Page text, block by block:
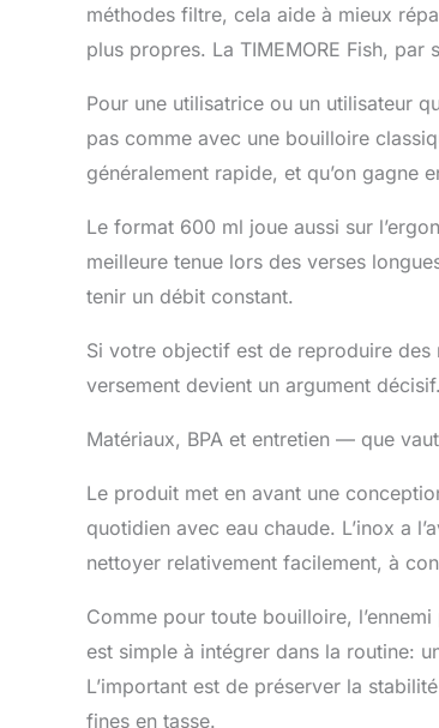
méthodes filtre, cela aide à mieux
plus propres. La TIMEMORE Fish,
Pour une utilisatrice ou un utilisateur
pas comme avec une bouilloire
généralement rapide, et qu’on gagne
Le format 600 ml joue aussi sur
meilleure tenue lors des verses
tenir un débit constant.
Si votre objectif est de reproduire
versement devient un argument
Matériaux, BPA et entretien — que
Le produit met en avant une
quotidien avec eau chaude. L’inox a
nettoyer relativement facilement, à
Comme pour toute bouilloire,
est simple à intégrer dans la routine:
L’important est de préserver la
fines en tasse.